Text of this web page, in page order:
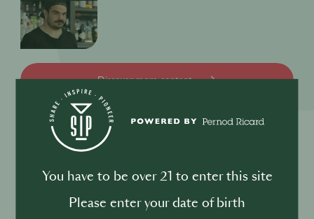
Discover more content
Become a
You have to be over 21 to enter this site
Please enter your date of birth